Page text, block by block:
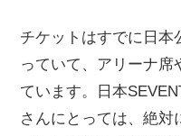
チケットはすでに日本
っていて、アリーナ
ています。日本
さんにとっては、絶対